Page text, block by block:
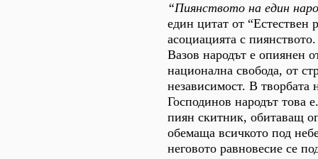
“Пиянството на един
един цитат от “Естествен
асоциацията с
Вазов народът е опиянен
национална свобода, от
независимост. В творбата
Господинов народът това
пиян скитник, обитаващ
обемаща всичкото под
неговото равновесие се